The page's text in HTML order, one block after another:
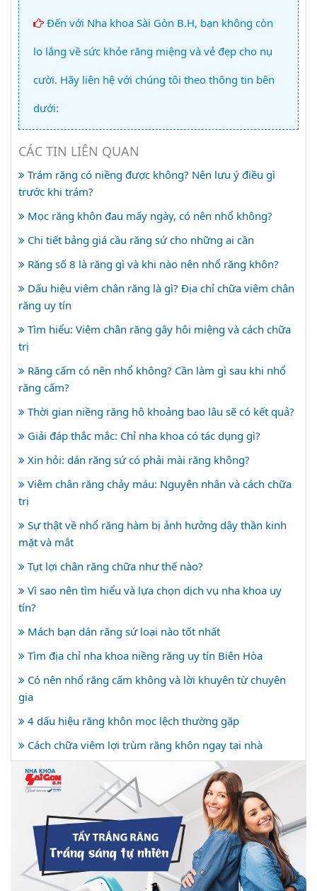
Đến với Nha khoa Sài Gòn B.H, bạn không còn
lo lắng về sức khỏe răng miệng và vẻ đẹp cho nụ
cười. Hãy liên hệ với chúng tôi theo thông tin bên
dưới:
CÁC TIN LIÊN QUAN
Trám răng có niềng được không? Nên lưu ý điều gì
trước khi trám?
Mọc răng khôn đau mấy ngày, có nên nhổ không?
Chi tiết bảng giá cầu răng sứ cho những ai cần
Răng số 8 là răng gì và khi nào nên nhổ răng khôn?
Dấu hiệu viêm chân răng là gì? Địa chỉ chữa viêm chân
răng uy tín
Tìm hiểu: Viêm chân răng gây hôi miệng và cách chữa
trị
Răng cấm có nên nhổ không? Cần làm gì sau khi nhổ
răng cấm?
Thời gian niềng răng hô khoảng bao lâu sẽ có kết quả?
Giải đáp thắc mắc: Chỉ nha khoa có tác dụng gì?
Xin hỏi: dán răng sứ có phải mài răng không?
Viêm chân răng chảy máu: Nguyên nhân và cách chữa
trị
Sự thật về nhổ răng hàm bị ảnh hưởng dây thần kinh
mặt và mắt
Tụt lợi chân răng chữa như thế nào?
Vì sao nên tìm hiểu và lựa chọn dịch vụ nha khoa uy
tín?
Mách bạn dán răng sứ loại nào tốt nhất
Tìm địa chỉ nha khoa niềng răng uy tín Biên Hòa
Có nên nhổ răng cấm không và lời khuyên từ chuyên
gia
4 dấu hiệu răng khôn mọc lệch thường gặp
Cách chữa viêm lợi trùm răng khôn ngay tại nhà